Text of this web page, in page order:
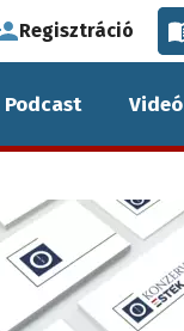
Regisztráció
Podcast Videó